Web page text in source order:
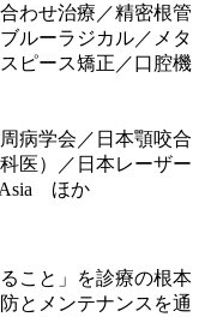
わせ治療／精密根管
ルーラジカル／メタ
ピース矯正／口腔機
病学会／日本顎咬合
医）／日本レーザー
Asia ほか
こと」を診療の根本
とメンテナンスを通